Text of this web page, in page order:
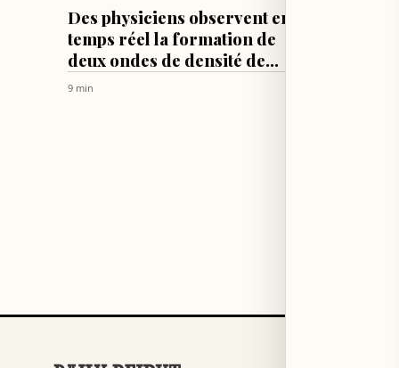
TECH & SCIENCES
Des physiciens observent en
temps réel la formation de
deux ondes de densité de
charge
9 min